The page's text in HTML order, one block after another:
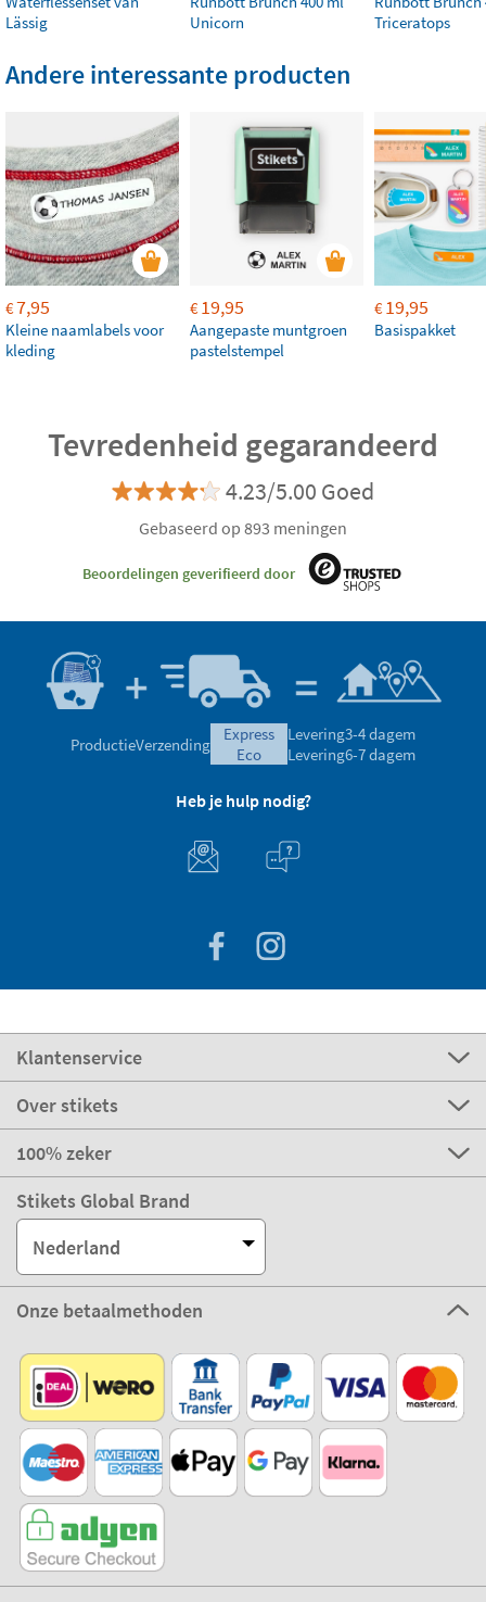
Lässig
Unicorn
Triceratops
Andere interessante producten
€7,95
Kleine naamlabels voor
kleding
€19,95
Aangepaste muntgroen
pastelstempel
€19,95
Basispakket
Tevredenheid gegarandeerd
4.23/5.00 Goed
Gebaseerd op 893 meningen
Beoordelingen geverifieerd door
ProductieVerzending
express
eco
Levering3-4 dagem
Levering6-7 dagem
Heb je hulp nodig?
Klantenservice
Over stikets
100% zeker
Stikets Global Brand
Nederland
Onze betaalmethoden